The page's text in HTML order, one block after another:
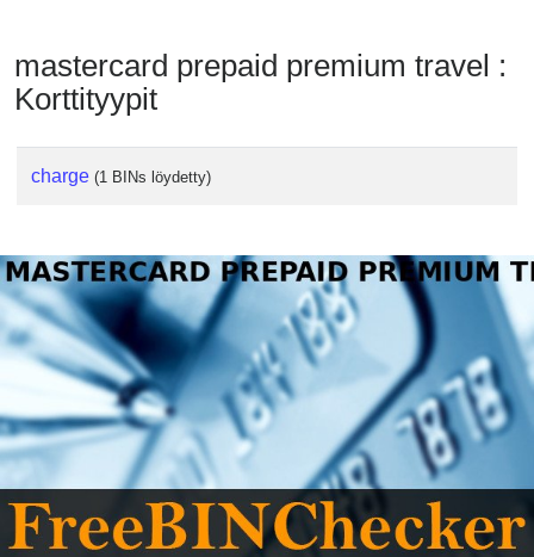
mastercard prepaid premium travel :
Korttityypit
charge (1 BINs löydetty)